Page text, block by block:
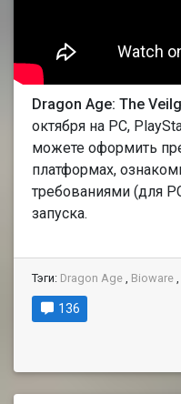
Dragon Age: The
октября на PC,
можете оформить
платформах,
требованиями (для
запуска.
Тэги: Dragon Age , Bioware ,
136